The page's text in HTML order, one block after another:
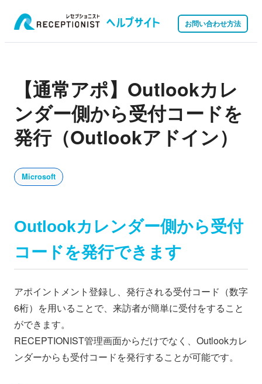
お問い合わせ方法
【通常アポ】Outlookカレ
ンダー側から受付コードを
発行（Outlookアドイン）
Microsoft
Outlookカレンダー側から受付
コードを発行できます
アポイントメント登録し、発行される受付コード（数字
6桁）を用いることで、来訪者が簡単に受付をすること
ができます。
RECEPTIONIST管理画面からだけでなく、Outlookカレ
ンダーからも受付コードを発行することが可能です。